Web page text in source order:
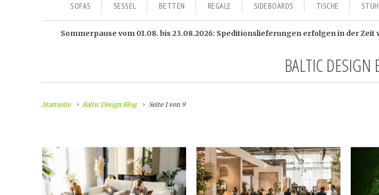
SOFAS SESSEL BETTEN REGALE SIDEBOARDS TISCHE
Sommerpause vom 01.08. bis 23.08.2026: Speditionslieferungen erfolgen in der
BALTIC DESIGN
Startseite Baltic Design Blog Seite 1 von 9